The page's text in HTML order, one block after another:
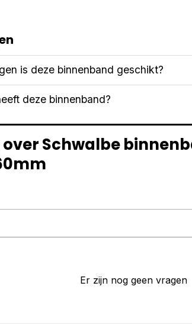
is deze binnenband geschikt?
deze binnenband?
Schwalbe
Er zijn nog geen vragen